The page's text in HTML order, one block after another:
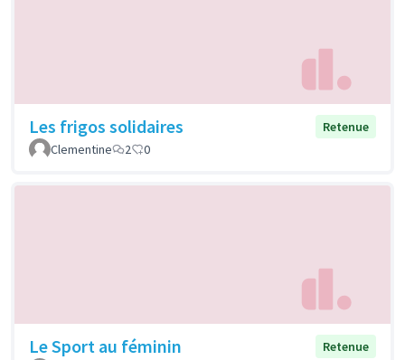
Les frigos solidaires
Retenue
Clementine
2 0
Le Sport au féminin
Retenue